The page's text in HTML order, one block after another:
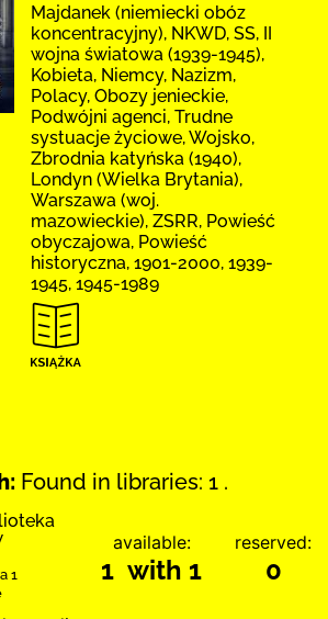
Majdanek (niemiecki obóz
koncentracyjny), NKWD, SS, II
wojna światowa (1939-1945),
Kobieta, Niemcy, Nazizm,
Polacy, Obozy jenieckie,
Podwójni agenci, Trudne
systuacje życiowe, Wojsko,
Zbrodnia katyńska (1940),
Londyn (Wielka Brytania),
Warszawa (woj.
mazowieckie), ZSRR, Powieść
obyczajowa, Powieść
historyczna, 1901-2000, 1939-
1945, 1945-1989
Found in libraries: 1 .
1
available:
1 with 1
reserved:
0